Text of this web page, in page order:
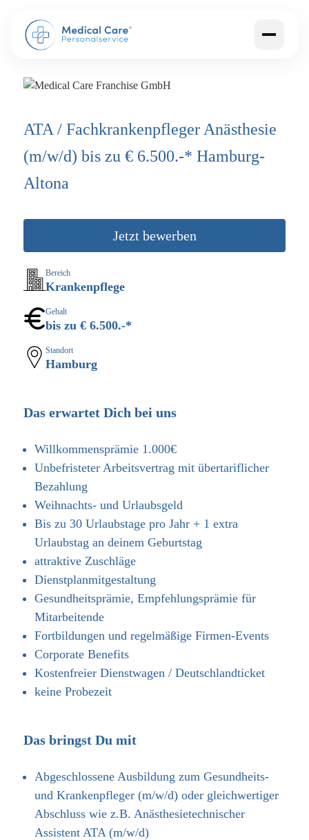
ATA / Fachkrankenpfleger Anästhesie
(m/w/d) bis zu € 6.500.-* Hamburg-
Altona
Jetzt bewerben
Bereich
Krankenpflege
Gehalt
bis zu € 6.500.-*
Standort
Hamburg
Das erwartet Dich bei uns
Willkommensprämie 1.000€
Unbefristeter Arbeitsvertrag mit übertariflicher
Bezahlung
Weihnachts- und Urlaubsgeld
Bis zu 30 Urlaubstage pro Jahr + 1 extra
Urlaubstag an deinem Geburtstag
attraktive Zuschläge
​Dienstplanmitgestaltung
Gesundheitsprämie, Empfehlungsprämie für
Mitarbeitende
Fortbildungen und regelmäßige Firmen-Events
Corporate Benefits
Kostenfreier Dienstwagen / Deutschlandticket
keine Probezeit
Das bringst Du mit
Abgeschlossene Ausbildung zum Gesundheits-
und Krankenpfleger (m/w/d) oder gleichwertiger
Abschluss wie z.B. Anästhesietechnischer
Assistent ATA (m/w/d)